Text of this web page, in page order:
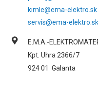
kimle@ema-elektro.sk
servis@ema-elektro.sk
E.M.A.-
Kpt. Uhra 2366/7
924 01 Galanta